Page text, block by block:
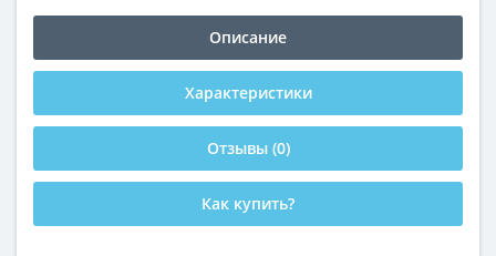
Описание
Характеристики
Отзывы (0)
Как купить?